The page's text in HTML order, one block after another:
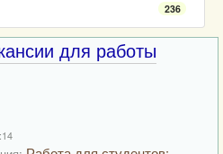
236
для работы